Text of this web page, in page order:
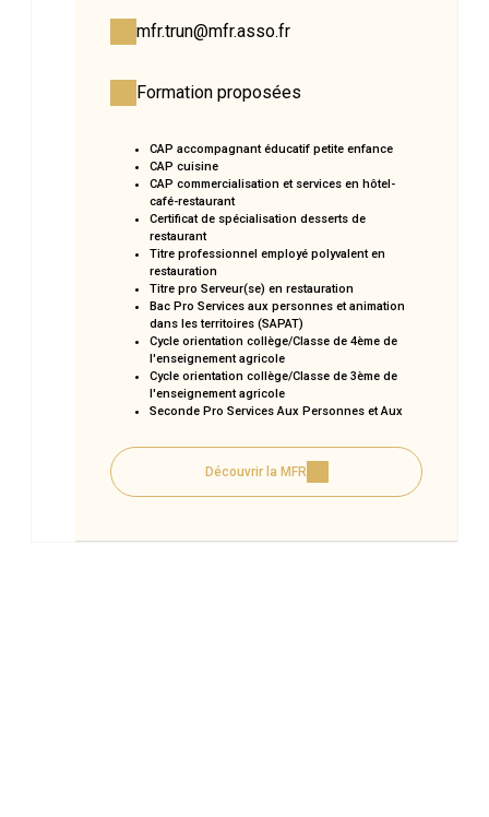
mfr.trun@mfr.asso.fr
Formation proposées
CAP accompagnant éducatif petite enfance
CAP cuisine
CAP commercialisation et services en hôtel-
café-restaurant
Certificat de spécialisation desserts de
restaurant
Titre professionnel employé polyvalent en
restauration
Titre pro Serveur(se) en restauration
Bac Pro Services aux personnes et animation
dans les territoires (SAPAT)
Cycle orientation collège/Classe de 4ème de
l'enseignement agricole
Cycle orientation collège/Classe de 3ème de
l'enseignement agricole
Seconde Pro Services Aux Personnes et Aux
CAP production et service en restaurations
(rapide, collective, cafétéria)
Titre pro Assistant(e) de Vie aux Familles
(ADVF)
Découvrir la MFR